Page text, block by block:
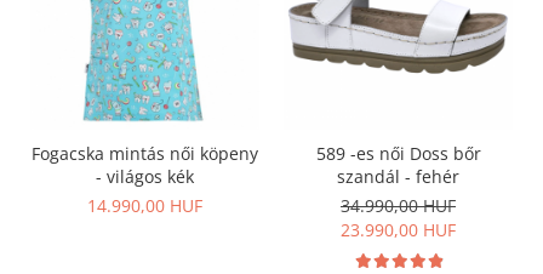
Fogacska mintás női köpeny
- világos kék
14.990,00 HUF
589 -es női Doss bőr
szandál - fehér
34.990,00 HUF
23.990,00 HUF